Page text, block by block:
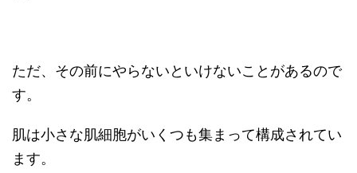
ただ、その前にやらないといけないことがあるので
す。
肌は小さな肌細胞がいくつも集まって構成されてい
ます。